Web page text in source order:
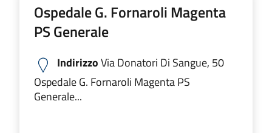
Ospedale G. Fornaroli Magenta
PS Generale
IndirizzoVia Donatori Di Sangue, 50
Ospedale G. Fornaroli Magenta PS
Generale...